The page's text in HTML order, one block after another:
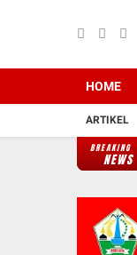
HOME
ARTIKEL
BREAKING
NEWS
Pimpinan DPRK